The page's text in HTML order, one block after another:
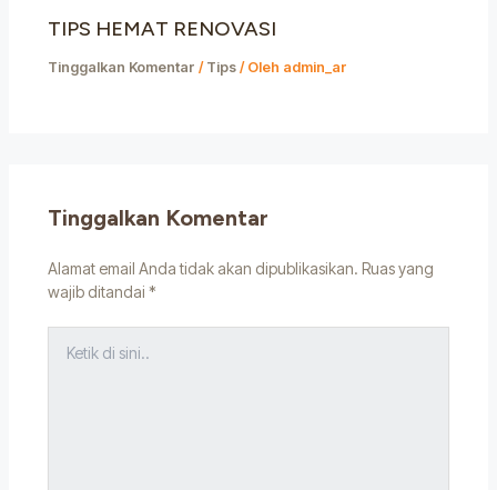
TIPS HEMAT RENOVASI
Tinggalkan Komentar / Tips/ Oleh admin_ar
Tinggalkan Komentar
Alamat email Anda tidak akan dipublikasikan. Ruas yang
wajib ditandai *